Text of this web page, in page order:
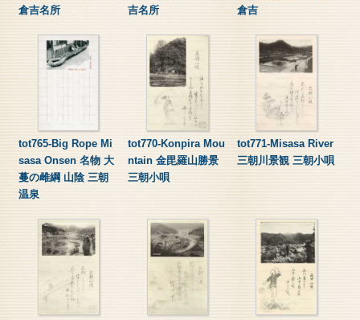
倉吉名所
吉名所
倉吉
tot765-Big Rope Mi
sasa Onsen 名物 大
蔓の雌綱 山陰 三朝
温泉
tot770-Konpira Mou
ntain 金毘羅山勝景
三朝小唄
tot771-Misasa River
三朝川景観 三朝小唄